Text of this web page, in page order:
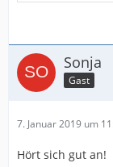
Sonja
Gast
7. Januar 2019 um
Hört sich gut an!